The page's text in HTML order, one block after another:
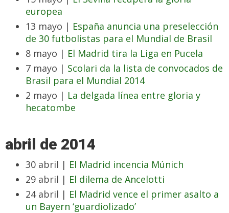
europea
13 mayo | España anuncia una preselección
de 30 futbolistas para el Mundial de Brasil
8 mayo | El Madrid tira la Liga en Pucela
7 mayo | Scolari da la lista de convocados de
Brasil para el Mundial 2014
2 mayo | La delgada línea entre gloria y
hecatombe
abril de 2014
30 abril | El Madrid incencia Múnich
29 abril | El dilema de Ancelotti
24 abril | El Madrid vence el primer asalto a
un Bayern ‘guardiolizado’